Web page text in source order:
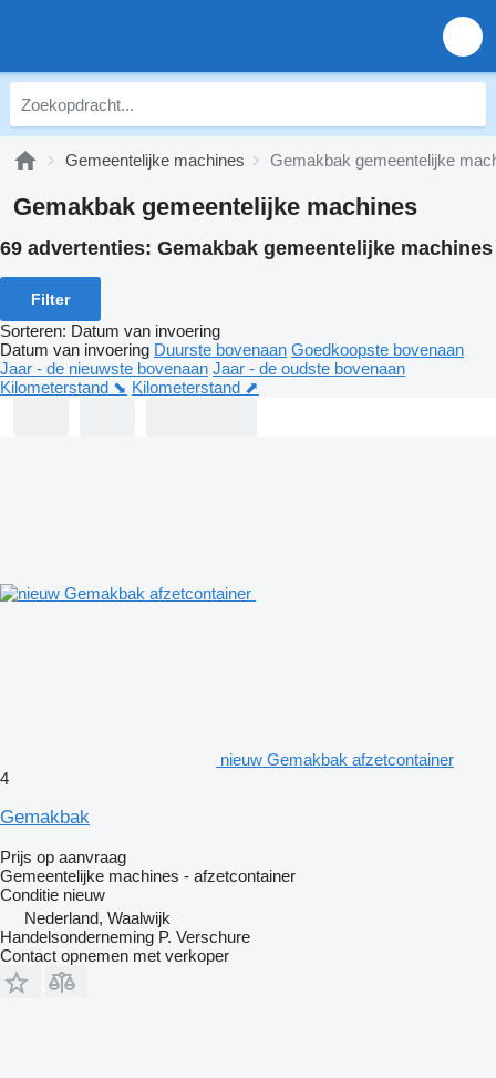
Gemeentelijke machines Gemakbak gemeentelijke
Gemakbak gemeentelijke machines
69 advertenties: Gemakbak gemeentelijke machines
Filter
Sorteren: Datum van invoering
Datum van invoering Duurste bovenaan Goedkoopste bovenaan
Jaar - de nieuwste bovenaan Jaar - de oudste bovenaan
Kilometerstand ⬊ Kilometerstand ⬈
nieuw Gemakbak afzetcontainer
4
Gemakbak
Prijs op aanvraag
Gemeentelijke machines - afzetcontainer
Conditie nieuw
Nederland, Waalwijk
Handelsonderneming P. Verschure
Contact opnemen met verkoper